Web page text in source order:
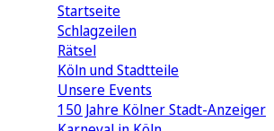
Startseite
Schlagzeilen
Rätsel
Köln und Stadtteile
Unsere Events
150 Jahre Kölner Stadt-Anzeiger